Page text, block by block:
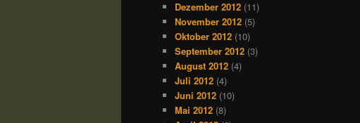
Dezember 2012 (11)
November 2012 (5)
Oktober 2012 (10)
September 2012 (3)
August 2012 (4)
Juli 2012 (4)
Juni 2012 (10)
Mai 2012 (8)